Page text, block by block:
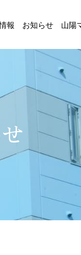
報 お知らせ 山陽